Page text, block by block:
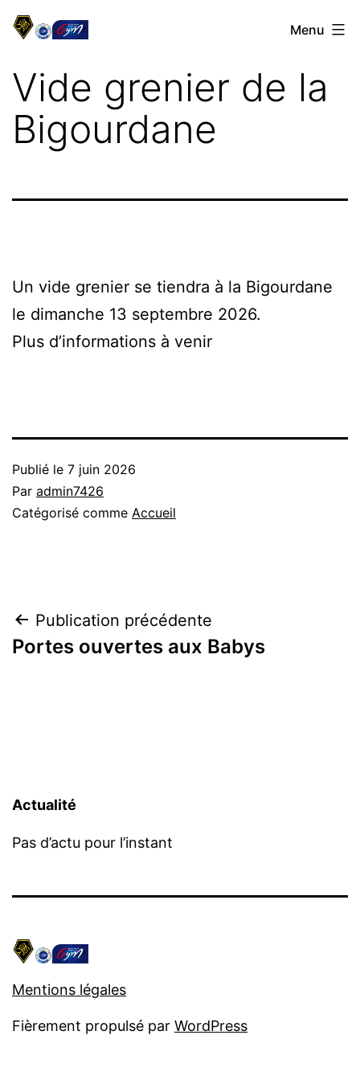
Aller
La
de
Tarbes
Menu
Vide grenier de la
Bigourdane
Un vide grenier se tiendra à la Bigourdane
le dimanche 13 septembre 2026.
Plus d’informations à venir
Publié le 7 juin 2026
Par admin7426
Catégorisé comme Accueil
Navigation
de
Publication précédente
Portes ouvertes aux Babys
Actualité
Pas d’actu pour l’instant
Mentions légales
Fièrement propulsé par WordPress